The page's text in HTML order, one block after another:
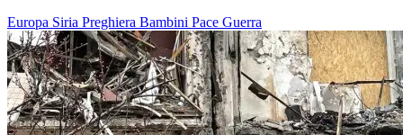
Europa Siria Preghiera Bambini Pace Guerra